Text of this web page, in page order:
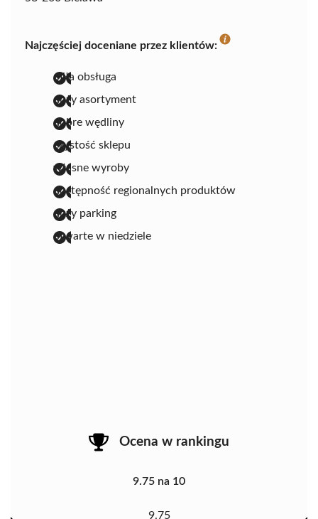
Najczęściej doceniane przez klientów:
miła obsługa
duży asortyment
dobre wędliny
czystość sklepu
własne wyroby
dostępność regionalnych produktów
duży parking
otwarte w niedziele
Ocena w rankingu
9.75 na 10
9.75